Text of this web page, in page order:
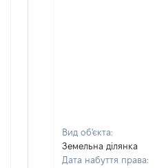
Вид об'єкта:
Земельна ділянка
Дата набуття права: